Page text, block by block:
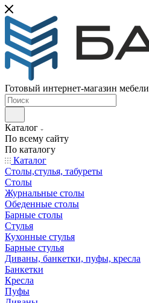
Готовый интернет-магазин мебели
Каталог
По всему сайту
По каталогу
Каталог
Столы,стулья, табуреты
Столы
Журнальные столы
Обеденные столы
Барные столы
Стулья
Кухонные стулья
Барные стулья
Диваны, банкетки, пуфы, кресла
Банкетки
Кресла
Пуфы